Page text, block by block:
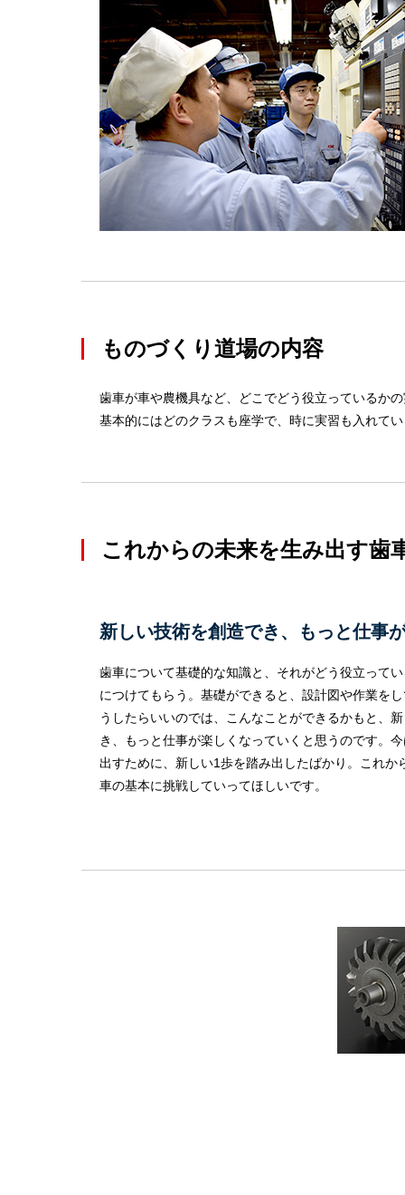
ものづくり道場の内容
歯車が車や農機具など、どこでどう役立っているか
基本的にはどのクラスも座学で、時に実習も入れて
これからの未来を生み出す歯
新しい技術を創造でき、もっと仕事
歯車について基礎的な知識と、それがどう役立って
につけてもらう。基礎ができると、設計図や作業を
うしたらいいのでは、こんなことができるかもと、
き、もっと仕事が楽しくなっていくと思うのです。
出すために、新しい1歩を踏み出したばかり。これか
車の基本に挑戦していってほしいです。